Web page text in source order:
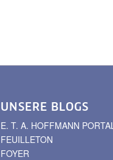
UNSERE BLOGS
E. T. A. HOFFMANN PORTAL
FEUILLETON
FOYER